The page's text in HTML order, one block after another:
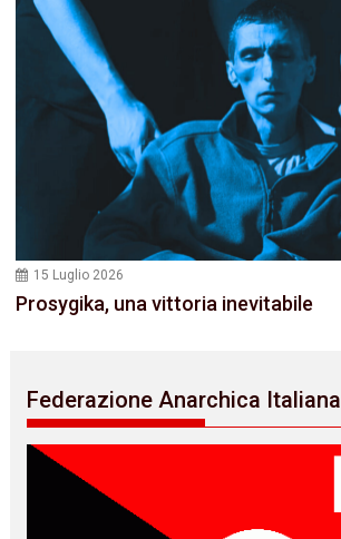
15 Luglio 2026
Prosygika, una vittoria inevitabile
Federazione Anarchica Italiana